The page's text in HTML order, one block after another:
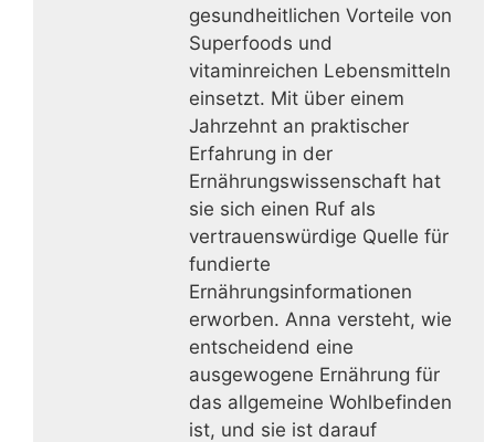
gesundheitlichen Vorteile von
Superfoods und
vitaminreichen Lebensmitteln
einsetzt. Mit über einem
Jahrzehnt an praktischer
Erfahrung in der
Ernährungswissenschaft hat
sie sich einen Ruf als
vertrauenswürdige Quelle für
fundierte
Ernährungsinformationen
erworben. Anna versteht, wie
entscheidend eine
ausgewogene Ernährung für
das allgemeine Wohlbefinden
ist, und sie ist darauf